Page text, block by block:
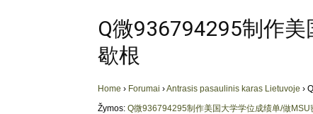
Q微936794295制作
歇根
Home › Forumai ›Antrasis pasaulinis karas Lietuvoje ›
Žymos: Q微936794295制作美国大学学位成绩单/做